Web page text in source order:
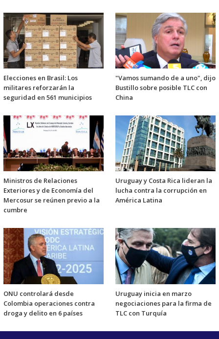
Elecciones en Brasil: Los
militares reforzarán la
seguridad en 561 municipios
"Vamos sumando de a uno", dijo
Bustillo sobre posible TLC con
China
Ministros de Relaciones
Exteriores y de Economía del
Mercosur se reúnen previo a la
cumbre
Uruguay y Costa Rica lideran la
lucha contra la corrupción en
América Latina
ONU controlará desde
Colombia operaciones contra
droga y delito en 6 países
Uruguay inicia en marzo
negociaciones para la firma de
TLC con Turquía